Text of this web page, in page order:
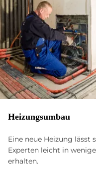
Heizungsumbau
Eine neue Heizung lässt
Experten leicht in
erhalten.